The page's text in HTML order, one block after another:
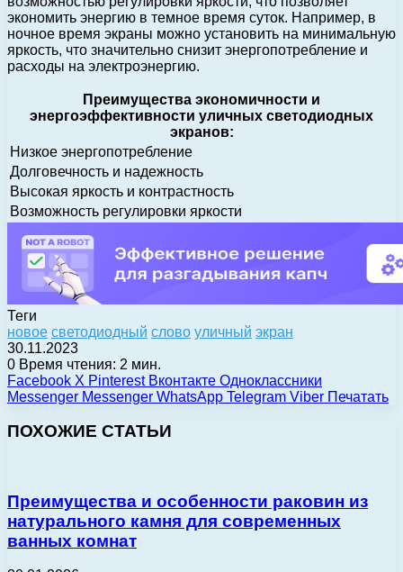
экономить энергию в темное время суток. Например, в
ночное время экраны можно установить на минимальную
яркость, что значительно снизит энергопотребление и
расходы на электроэнергию.
Преимущества экономичности и
энергоэффективности уличных светодиодных
экранов:
Низкое энергопотребление
Долговечность и надежность
Высокая яркость и контрастность
Возможность регулировки яркости
Теги
новое светодиодный слово уличный экран
30.11.2023
0 Время чтения: 2 мин.
Facebook X Pinterest Вконтакте Одноклассники
Messenger Messenger WhatsApp Telegram Viber Печатать
ПОХОЖИЕ СТАТЬИ
Преимущества и особенности раковин из
натурального камня для современных
ванных комнат